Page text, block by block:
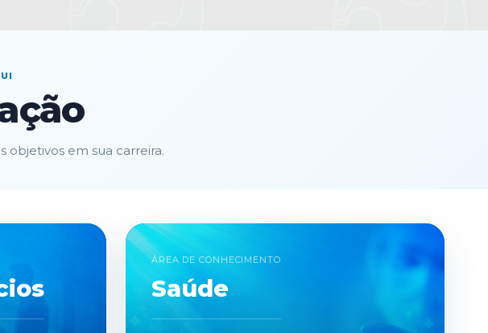
objetivos em sua carreira.
ÁREA DE CONHECIMENTO
Saúde